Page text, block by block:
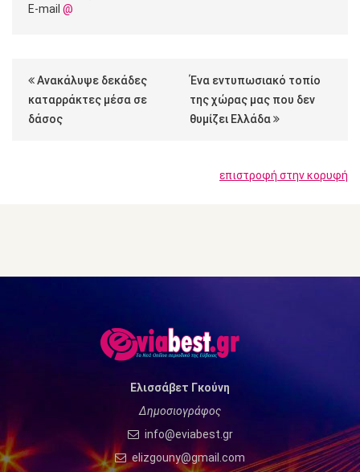
E-mail @
Ανακάλυψε δεκάδες
καταρράκτες μέσα σε
δάσος
Ένα εντυπωσιακό τοπίο
της χώρας μας που δεν
θυμίζει Ελλάδα
επιστροφή στην κορυφή
Ελισσάβετ Γκούνη
Δημοσιογράφος
info@eviabest.gr
elizgouny@gmail.com